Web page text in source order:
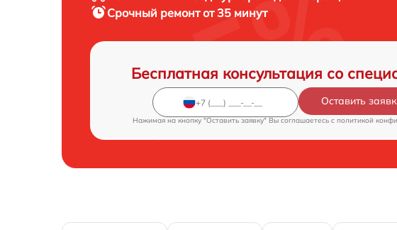
Срочный ремонтот 35 минут
Бесплатная консультация со
Оставить
Нажимая на кнопку "Оставить заявку" Вы соглашаетесь c политикой